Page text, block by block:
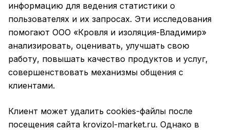
информацию для ведения статистики о
пользователях и их запросах. Эти исследования
помогают ООО «Кровля и изоляция-Владимир»
анализировать, оценивать, улучшать свою
работу, повышать качество продуктов и услуг,
совершенствовать механизмы общения с
клиентами.
Клиент может удалить cookies-файлы после
посещения сайта krovizol-market.ru. Однако в